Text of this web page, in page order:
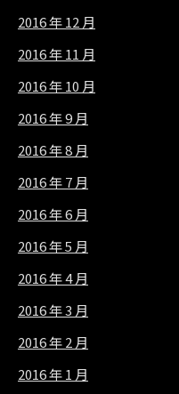
2016 年 12 月
2016 年 11 月
2016 年 10 月
2016 年 9 月
2016 年 8 月
2016 年 7 月
2016 年 6 月
2016 年 5 月
2016 年 4 月
2016 年 3 月
2016 年 2 月
2016 年 1 月